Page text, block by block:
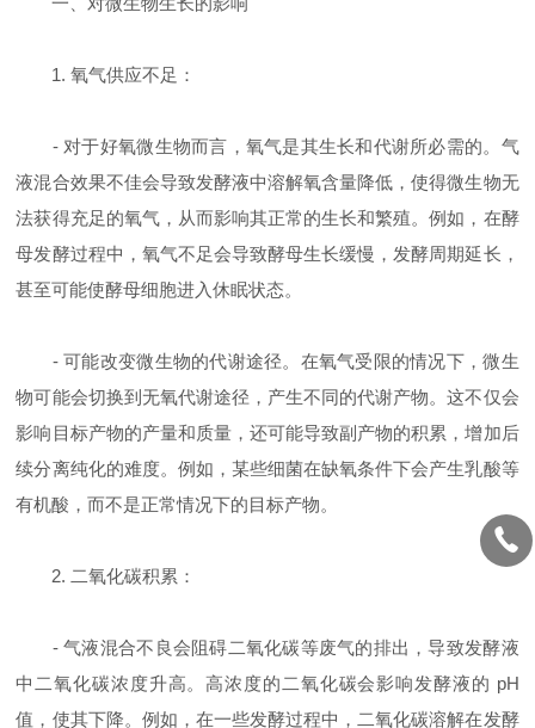
1. 氧气供应不足：
- 对于好氧微生物而言，氧气是其生长和代谢所必需的。气
液混合效果不佳会导致发酵液中溶解氧含量降低，使得微生物无
法获得充足的氧气，从而影响其正常的生长和繁殖。例如，在酵
母发酵过程中，氧气不足会导致酵母生长缓慢，发酵周期延长，
甚至可能使酵母细胞进入休眠状态。
- 可能改变微生物的代谢途径。在氧气受限的情况下，微生
物可能会切换到无氧代谢途径，产生不同的代谢产物。这不仅会
影响目标产物的产量和质量，还可能导致副产物的积累，增加后
续分离纯化的难度。例如，某些细菌在缺氧条件下会产生乳酸等
有机酸，而不是正常情况下的目标产物。
2. 二氧化碳积累：
- 气液混合不良会阻碍二氧化碳等废气的排出，导致发酵液
中二氧化碳浓度升高。高浓度的二氧化碳会影响发酵液的 pH
值，使其下降。例如，在一些发酵过程中，二氧化碳溶解在发酵